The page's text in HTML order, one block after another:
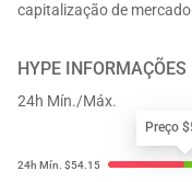
capitalização de
HYPE INFORMAÇÕES
24h Mín./Máx.
Preço